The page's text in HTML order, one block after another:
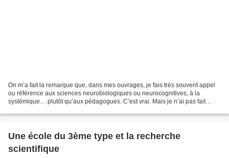
On m’a fait la remarque que, dans mes ouvrages, je fais très souvent appel
ou référence aux sciences neurobiologiques ou neurocognitives, à la
systémique… plutôt qu’aux pédagogues. C’est vrai. Mais je n’ai pas fait
Une école du 3ème type et la recherche
scientifique